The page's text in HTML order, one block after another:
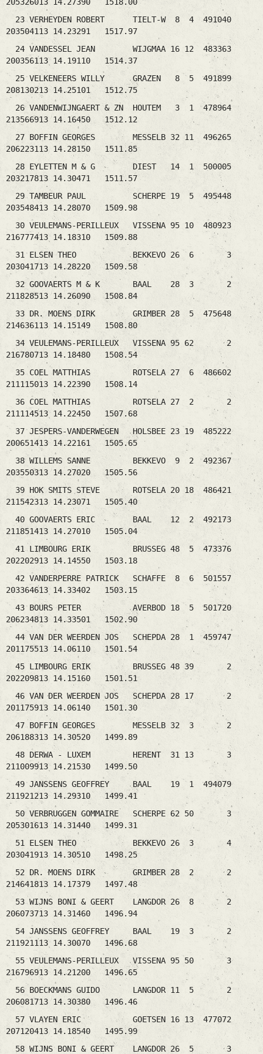
23 VERHEYDEN ROBERT TIELT-W 8 4 491040
203504113 14.23291 1517.97
24 VANDESSEL JEAN WIJGMAA 16 12 483363
200356113 14.19110 1514.37
25 VELKENEERS WILLY GRAZEN 8 5 491899
208130213 14.25101 1512.75
26 VANDENWIJNGAERT & ZN HOUTEM 3 1 478964
213566913 14.16450 1512.12
27 BOFFIN GEORGES MESSELB 32 11 496265
206223113 14.28150 1511.85
28 EYLETTEN M & G DIEST 14 1 500005
203217813 14.30471 1511.57
29 TAMBEUR PAUL SCHERPE 19 5 495448
203548413 14.28070 1509.98
30 VEULEMANS-PERILLEUX VISSENA 95 10 480923
216777413 14.18310 1509.88
31 ELSEN THEO BEKKEVO 26 6 3
203041713 14.28220 1509.58
32 GOOVAERTS M & K BAAL 28 3 2
211828513 14.26090 1508.84
33 DR. MOENS DIRK GRIMBER 28 5 475648
214636113 14.15149 1508.80
34 VEULEMANS-PERILLEUX VISSENA 95 62 2
216780713 14.18480 1508.54
35 COEL MATTHIAS ROTSELA 27 6 486602
211115013 14.22390 1508.14
36 COEL MATTHIAS ROTSELA 27 2 2
211114513 14.22450 1507.68
37 JESPERS-VANDERWEGEN HOLSBEE 23 19 485222
200651413 14.22161 1505.65
38 WILLEMS SANNE BEKKEVO 9 2 492367
203550313 14.27020 1505.56
39 HOK SMITS STEVE ROTSELA 20 18 486421
211542313 14.23071 1505.40
40 GOOVAERTS ERIC BAAL 12 2 492173
211851413 14.27010 1505.04
41 LIMBOURG ERIK BRUSSEG 48 5 473376
202202913 14.14550 1503.18
42 VANDERPERRE PATRICK SCHAFFE 8 6 501557
203364613 14.33402 1503.15
43 BOURS PETER AVERBOD 18 5 501720
206234813 14.33501 1502.90
44 VAN DER WEERDEN JOS SCHEPDA 28 1 459747
201175513 14.06110 1501.54
45 LIMBOURG ERIK BRUSSEG 48 39 2
202209813 14.15160 1501.51
46 VAN DER WEERDEN JOS SCHEPDA 28 17 2
201175913 14.06140 1501.30
47 BOFFIN GEORGES MESSELB 32 3 2
206188313 14.30520 1499.89
48 DERWA - LUXEM HERENT 31 13 3
211009913 14.21530 1499.50
49 JANSSENS GEOFFREY BAAL 19 1 494079
211921213 14.29310 1499.41
50 VERBRUGGEN GOMMAIRE SCHERPE 62 50 3
205301613 14.31440 1499.31
51 ELSEN THEO BEKKEVO 26 3 4
203041913 14.30510 1498.25
52 DR. MOENS DIRK GRIMBER 28 2 2
214641813 14.17379 1497.48
53 WIJNS BONI & GEERT LANGDOR 26 8 2
206073713 14.31460 1496.94
54 JANSSENS GEOFFREY BAAL 19 3 2
211921113 14.30070 1496.68
55 VEULEMANS-PERILLEUX VISSENA 95 50 3
216796913 14.21200 1496.65
56 BOECKMANS GUIDO LANGDOR 11 5 2
206081713 14.30380 1496.46
57 VLAYEN ERIC GOETSEN 16 13 477072
207120413 14.18540 1495.99
58 WIJNS BONI & GEERT LANGDOR 26 5 3